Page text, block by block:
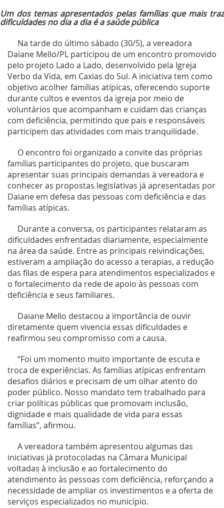
Um dos temas apresentados pelas famílias que mais traz
dificuldades no dia a dia é a saúde pública
Na tarde do último sábado (30/5), a vereadora
Daiane Mello/PL participou de um encontro promovido
pelo projeto Lado a Lado, desenvolvido pela Igreja
Verbo da Vida, em Caxias do Sul. A iniciativa tem como
objetivo acolher famílias atípicas, oferecendo suporte
durante cultos e eventos da igreja por meio de
voluntários que acompanham e cuidam das crianças
com deficiência, permitindo que pais e responsáveis
participem das atividades com mais tranquilidade.
O encontro foi organizado a convite das próprias
famílias participantes do projeto, que buscaram
apresentar suas principais demandas à vereadora e
conhecer as propostas legislativas já apresentadas por
Daiane em defesa das pessoas com deficiência e das
famílias atípicas.
Durante a conversa, os participantes relataram as
dificuldades enfrentadas diariamente, especialmente
na área da saúde. Entre as principais reivindicações,
estiveram a ampliação do acesso a terapias, a redução
das filas de espera para atendimentos especializados e
o fortalecimento da rede de apoio às pessoas com
deficiência e seus familiares.
Daiane Mello destacou a importância de ouvir
diretamente quem vivencia essas dificuldades e
reafirmou seu compromisso com a causa.
“Foi um momento muito importante de escuta e
troca de experiências. As famílias atípicas enfrentam
desafios diários e precisam de um olhar atento do
poder público. Nosso mandato tem trabalhado para
criar políticas públicas que promovam inclusão,
dignidade e mais qualidade de vida para essas
famílias”, afirmou.
A vereadora também apresentou algumas das
iniciativas já protocoladas na Câmara Municipal
voltadas à inclusão e ao fortalecimento do
atendimento às pessoas com deficiência, reforçando a
necessidade de ampliar os investimentos e a oferta de
serviços especializados no município.